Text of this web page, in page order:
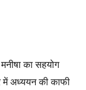
का सहयोग
में अध्ययन की काफी